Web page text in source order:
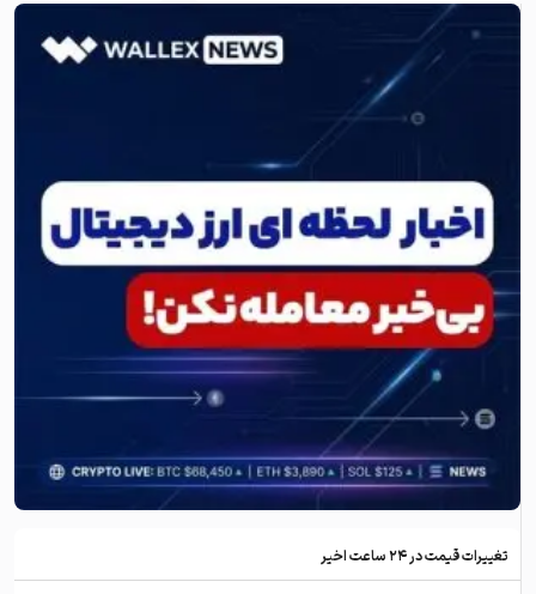
تغییرات قیمت در ۲۴ ساعت اخیر